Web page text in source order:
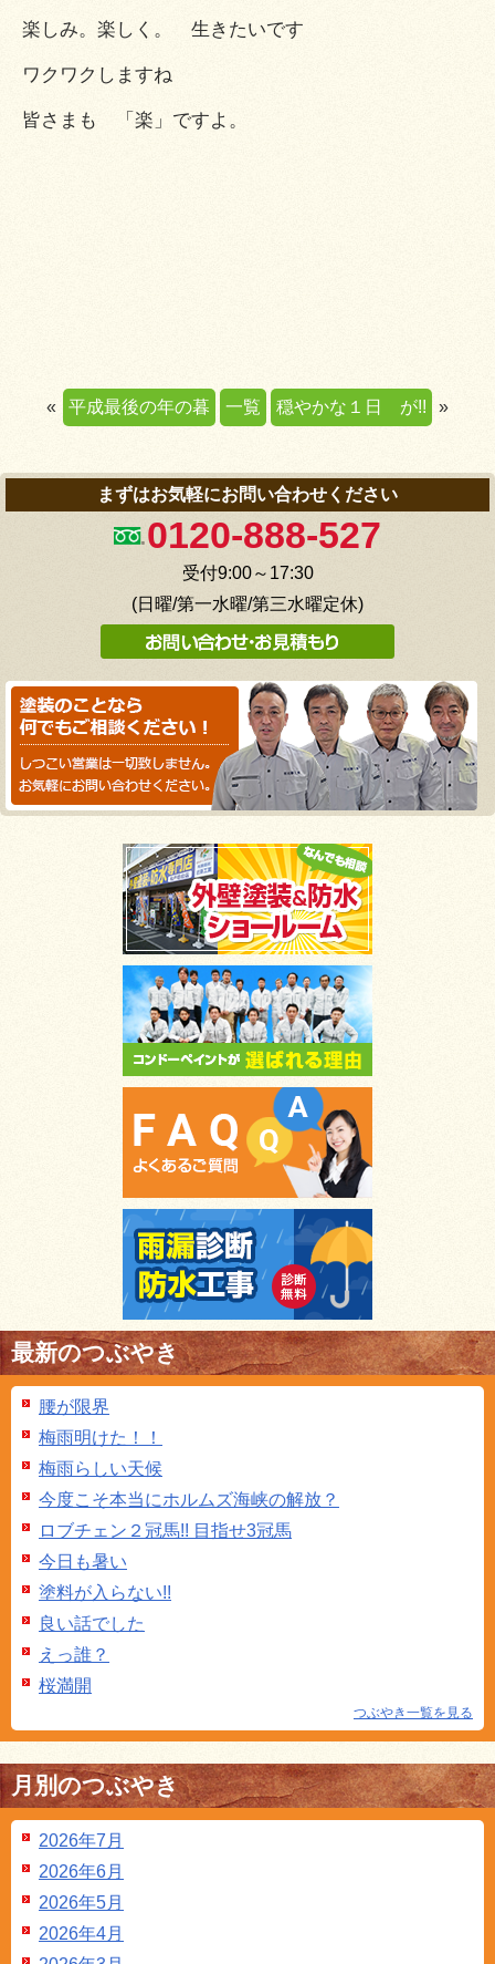
楽しみ。楽しく。 生きたいです
ワクワクしますね
皆さまも 「楽」ですよ。
« 平成最後の年の暮 一覧 穏やかな１日 が!! »
まずはお気軽にお問い合わせください
0120-888-527
受付9:00～17:30
(日曜/第一水曜/第三水曜定休)
最新のつぶやき
腰が限界
梅雨明けた！！
梅雨らしい天候
今度こそ本当にホルムズ海峡の解放？
ロブチェン２冠馬!! 目指せ3冠馬
今日も暑い
塗料が入らない!!
良い話でした
えっ誰？
桜満開
つぶやき一覧を見る
月別のつぶやき
2026年7月
2026年6月
2026年5月
2026年4月